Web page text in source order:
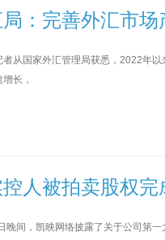
：完善外汇市
者从国家外汇管理局获悉，2022年
长，
人被拍卖股权
晚间，凯映网络披露了关于公司第